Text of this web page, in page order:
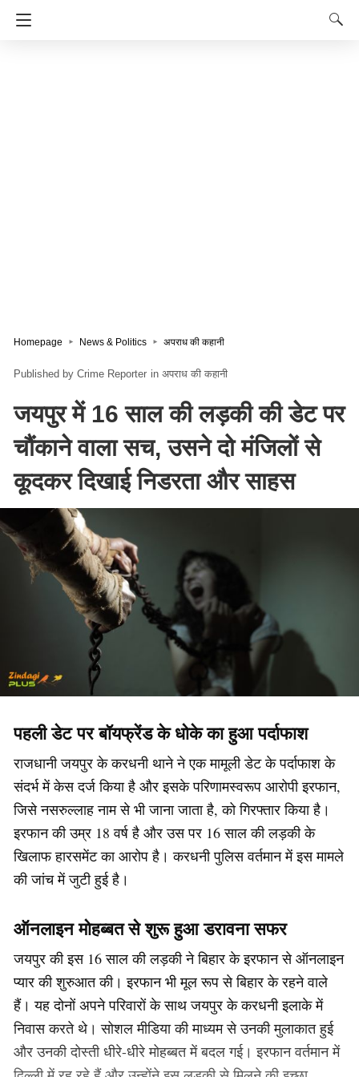
Homepage News & Politics अपराध की कहानी
Crime Reporter in अपराध की कहानी
जयपुर में 16 साल की लड़की की डेट पर
चौंकाने वाला सच, उसने दो मंजिलों से
कूदकर दिखाई निडरता और साहस
पहली डेट पर बॉयफ्रेंड के धोके का हुआ पर्दाफाश
राजधानी जयपुर के करधनी थाने ने एक मामूली डेट के पर्दाफाश के
संदर्भ में केस दर्ज किया है और इसके परिणामस्वरूप आरोपी इरफान,
जिसे नसरुल्लाह नाम से भी जाना जाता है, को गिरफ्तार किया है।
इरफान की उम्र 18 वर्ष है और उस पर 16 साल की लड़की के
खिलाफ हारसमेंट का आरोप है। करधनी पुलिस वर्तमान में इस मामले
की जांच में जुटी हुई है।
ऑनलाइन मोहब्बत से शुरू हुआ डरावना सफर
जयपुर की इस 16 साल की लड़की ने बिहार के इरफान से ऑनलाइन
प्यार की शुरुआत की। इरफान भी मूल रूप से बिहार के रहने वाले
हैं। यह दोनों अपने परिवारों के साथ जयपुर के करधनी इलाके में
निवास करते थे। सोशल मीडिया की माध्यम से उनकी मुलाकात हुई
और उनकी दोस्ती धीरे-धीरे मोहब्बत में बदल गई। इरफान वर्तमान में